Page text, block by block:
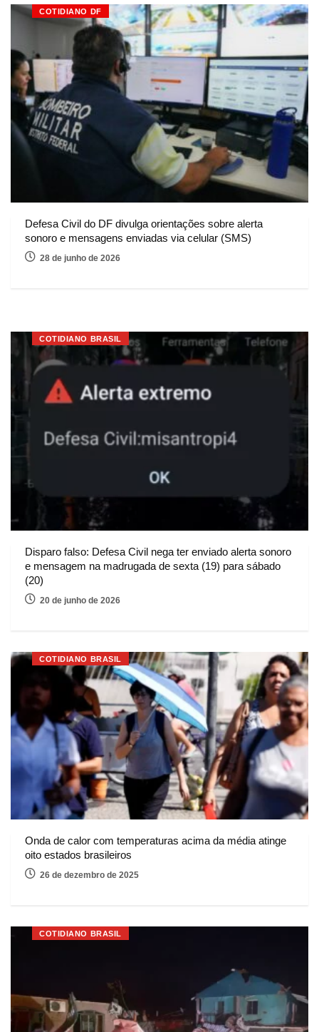
COTIDIANO DF
Defesa Civil do DF divulga orientações sobre alerta
sonoro e mensagens enviadas via celular (SMS)
28 de junho de 2026
COTIDIANO BRASIL
Disparo falso: Defesa Civil nega ter enviado alerta sonoro
e mensagem na madrugada de sexta (19) para sábado
(20)
20 de junho de 2026
COTIDIANO BRASIL
Onda de calor com temperaturas acima da média atinge
oito estados brasileiros
26 de dezembro de 2025
COTIDIANO BRASIL